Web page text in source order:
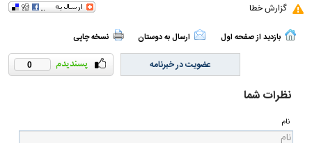
گزارش خطا
بازدید از صفحه اول ارسال به دوستان نسخه چاپی
0 عضویت در خبرنامه
نظرات شما
نام